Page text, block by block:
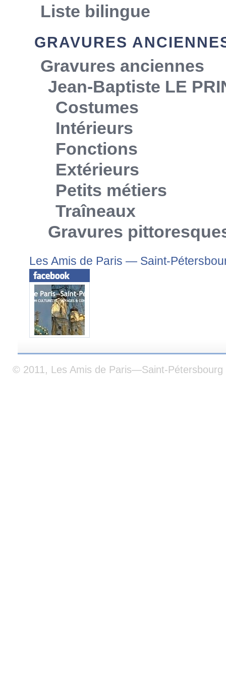
Liste bilingue
GRAVURES
Gravures anciennes
Jean-Baptiste LE
Costumes
Intérieurs
Fonctions
Extérieurs
Petits métiers
Traîneaux
Gravures
Les Amis de Paris — Saint-
© 2011, Les Amis de Paris—Saint-Pétersbourg